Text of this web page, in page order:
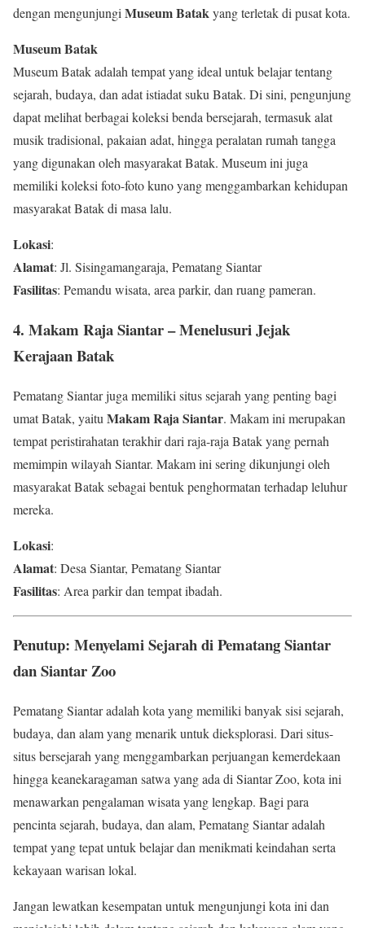
dengan mengunjungiMuseum Batakyang terletak di pusat kota.
Museum Batak
Museum Batak adalah tempat yang ideal untuk belajar tentang
sejarah, budaya, dan adat istiadat suku Batak. Di sini, pengunjung
dapat melihat berbagai koleksi benda bersejarah, termasuk alat
musik tradisional, pakaian adat, hingga peralatan rumah tangga
yang digunakan oleh masyarakat Batak. Museum ini juga
memiliki koleksi foto-foto kuno yang menggambarkan kehidupan
masyarakat Batak di masa lalu.
Lokasi:
Alamat: Jl. Sisingamangaraja, Pematang Siantar
Fasilitas: Pemandu wisata, area parkir, dan ruang pameran.
4. Makam Raja Siantar – Menelusuri Jejak
Kerajaan Batak
Pematang Siantar juga memiliki situs sejarah yang penting bagi
umat Batak, yaitu Makam Raja Siantar. Makam ini merupakan
tempat peristirahatan terakhir dari raja-raja Batak yang pernah
memimpin wilayah Siantar. Makam ini sering dikunjungi oleh
masyarakat Batak sebagai bentuk penghormatan terhadap leluhur
mereka.
Lokasi:
Alamat: Desa Siantar, Pematang Siantar
Fasilitas: Area parkir dan tempat ibadah.
Penutup: Menyelami Sejarah di Pematang Siantar
dan Siantar Zoo
Pematang Siantar adalah kota yang memiliki banyak sisi sejarah,
budaya, dan alam yang menarik untuk dieksplorasi. Dari situs-
situs bersejarah yang menggambarkan perjuangan kemerdekaan
hingga keanekaragaman satwa yang ada di Siantar Zoo, kota ini
menawarkan pengalaman wisata yang lengkap. Bagi para
pencinta sejarah, budaya, dan alam, Pematang Siantar adalah
tempat yang tepat untuk belajar dan menikmati keindahan serta
kekayaan warisan lokal.
Jangan lewatkan kesempatan untuk mengunjungi kota ini dan